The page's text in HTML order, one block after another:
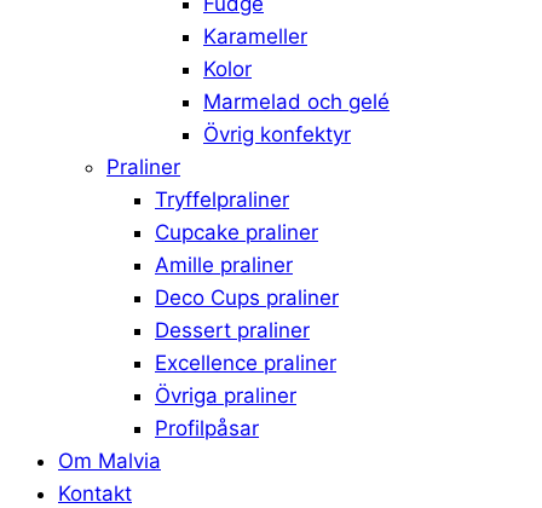
Karameller
Kolor
Marmelad och gelé
Övrig konfektyr
Praliner
Tryffelpraliner
Cupcake praliner
Amille praliner
Deco Cups praliner
Dessert praliner
Excellence praliner
Övriga praliner
Profilpåsar
Om Malvia
Kontakt